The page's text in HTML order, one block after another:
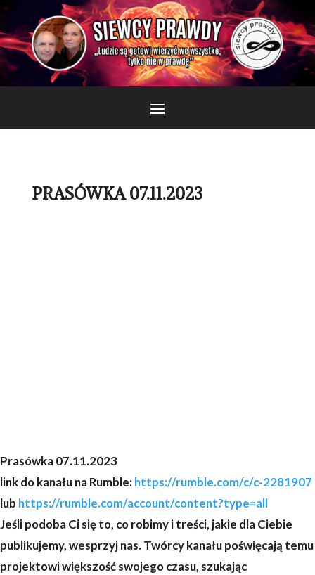
PRASÓWKA 07.11.2023
Prasówka 07.11.2023
link do kanału na Rumble: https://rumble.com/c/c-2281907
lub https://rumble.com/account/content?type=all
Jeśli podoba Ci się to, co robimy i treści, jakie dla Ciebie
publikujemy, wesprzyj nas. Twórcy kanału poświęcają temu
projektowi większość swojego czasu, szukając